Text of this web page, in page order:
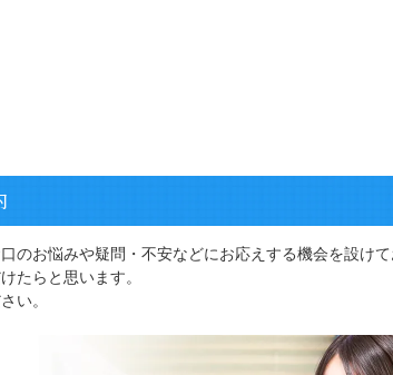
のお悩みや疑問・不安などにお応えする機会を設け
たらと思います。
い。